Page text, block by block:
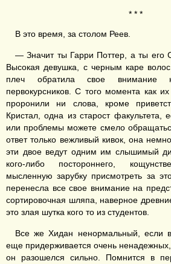
* * *
В это время, за столом Реев.
— Значит ты Гарри Поттер, а ты его
Высокая девушка, с черным каре
плеч обратила свое внимание
первокурсников. С того момента как
проронили ни слова, кроме
Кристал, одна из старост факультета,
или проблемы можете смело
ответ только вежливый кивок, она
эти двое ведут одним им слышимый
кого-либо постороннего,
мысленную зарубку присмотреть за
перенесла все свое внимание на
сортировочная шляпа, наверное
это злая шутка кого то из студентов.
Все же Хидан ненормальный, если
еще придерживается очень
он разошелся сильно. Помнится в